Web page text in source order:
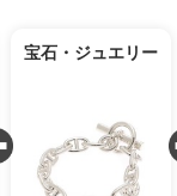
宝石・ジュエリー